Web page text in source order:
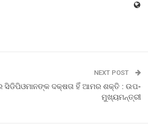
NEXT POST
ସିଡିପିଓମାନଙ୍କ ଦକ୍ଷତା ହିଁ ଆମର ଶକ୍ତି : ଉପ-
ମୁଖ୍ୟମନ୍ତ୍ରୀ